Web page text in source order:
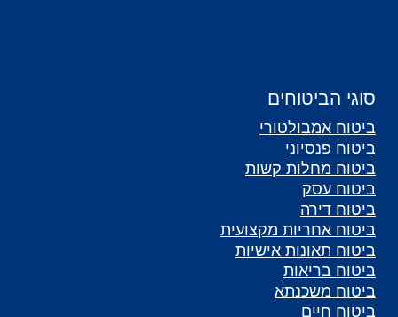
סוגי הביטוחים
ביטוח אמבולטורי
ביטוח פנסיוני
ביטוח מחלות קשות
ביטוח עסק
ביטוח דירה
ביטוח אחריות מקצועית
ביטוח תאונות אישיות
ביטוח בריאות
ביטוח משכנתא
ביטוח חיים